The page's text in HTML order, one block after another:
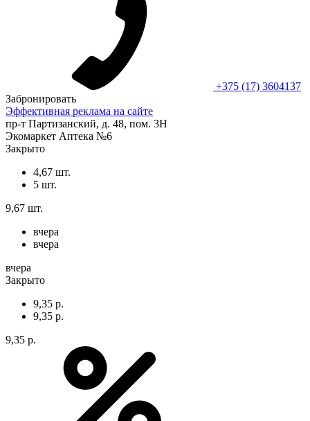
+375 (17) 3604137
Забронировать
Эффективная реклама на сайте
пр-т Партизанский, д. 48, пом. 3Н
Экомаркет Аптека №6
Закрыто
4,67 шт.
5 шт.
9,67 шт.
вчера
вчера
вчера
Закрыто
9,35 р.
9,35 р.
9,35 р.